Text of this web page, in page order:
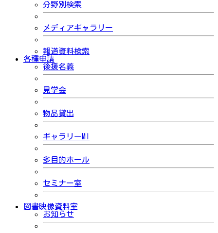
分野別検索
メディアギャラリー
報道資料検索
各種申請
後援名義
見学会
物品貸出
ギャラリーMI
多目的ホール
セミナー室
図書映像資料室
お知らせ